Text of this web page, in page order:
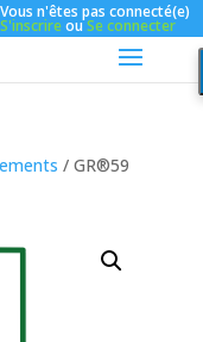
Vous n'êtes pas connecté(e)
S'inscrireouSe connecter
/ GR®59